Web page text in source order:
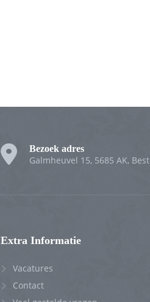
Bezoek adres
Galmheuvel 15, 5685 AK, Best
Extra Informatie
Vacatures
Contact